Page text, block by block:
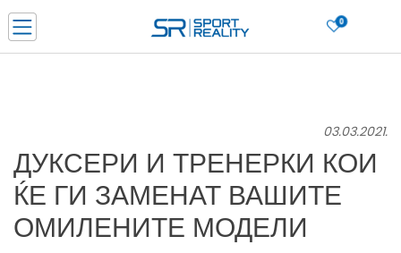
0
ДОЗНАЈ ПОВЕЌЕ
Ценовник
ДОЗНАЈ ПОВЕЌЕ
03.03.2021.
ДУКСЕРИ И ТРЕНЕРКИ КОИ
ЌЕ ГИ ЗАМЕНАТ ВАШИТЕ
ОМИЛЕНИТЕ МОДЕЛИ